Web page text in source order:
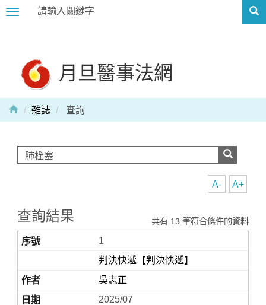
Toggle
月旦醫事法網
雜誌 查詢
A+
A-
查詢結果 共有 13 筆符合條件的資料
1
判決快遞【判決快遞】
吳志正
2025/07